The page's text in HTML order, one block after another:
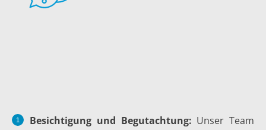
Besichtigung und Begutachtung: Unser Team